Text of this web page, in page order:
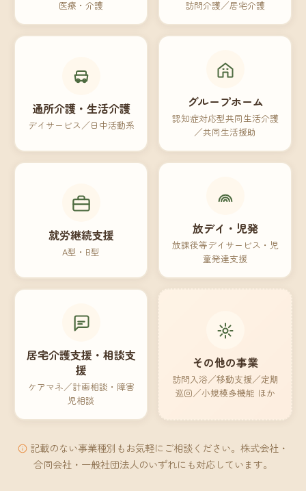
医療・介護 訪問介護／居宅介護
通所介護・生活介護
デイサービス／日中活動系
グループホーム
認知症対応型共同生活介護
／共同生活援助
就労継続支援
A型・B型
放デイ・児発
放課後等デイサービス・児
童発達支援
居宅介護支援・相談支
援
ケアマネ／計画相談・障害
児相談
その他の事業
訪問入浴／移動支援／定期
巡回／小規模多機能 ほか
記載のない事業種別もお気軽にご相談ください。株式会社・
合同会社・一般社団法人のいずれにも対応しています。